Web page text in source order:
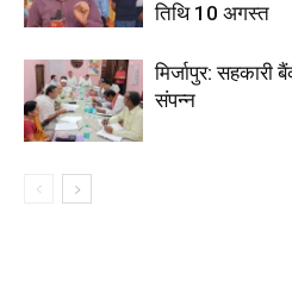
तिथि 10 अगस्त
मिर्जापुर:
संपन्न